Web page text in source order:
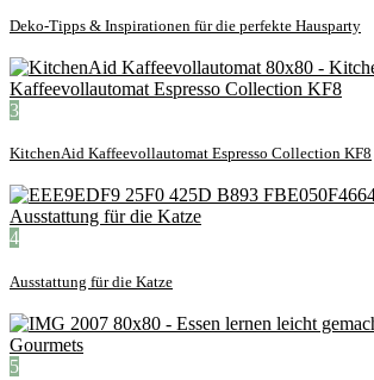
Deko-Tipps & Inspirationen für die perfekte Hausparty
3
KitchenAid Kaffeevollautomat Espresso Collection KF8
4
Ausstattung für die Katze
5